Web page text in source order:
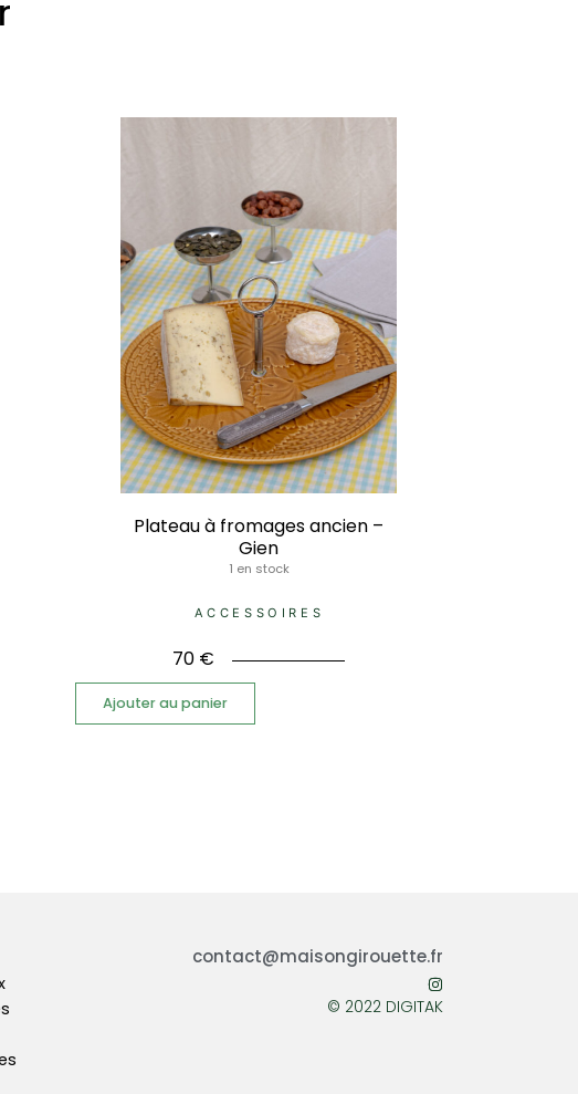
Plateau à fromages ancien –
Gien
1 en stock
ACCESSOIRES
70 €
Ajouter au panier
contact@maisongirouette.fr
© 2022 DIGITAK